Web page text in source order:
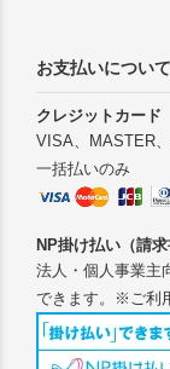
お支払いについて
クレジットカード
VISA、MASTER
一括払いのみ
NP掛け払い（請求
法人・個人事業主
できます。※ご利